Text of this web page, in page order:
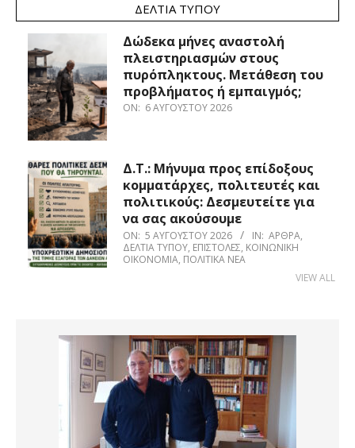
ΔΕΛΤΊΑ ΤΎΠΟΥ
Δώδεκα μήνες αναστολή
πλειστηριασμών στους
πυρόπληκτους. Μετάθεση του
προβλήματος ή εμπαιγμός;
ON: 6 ΑΥΓΟΎΣΤΟΥ 2026
Δ.Τ.: Μήνυμα προς επίδοξους
κομματάρχες, πολιτευτές και
πολιτικούς: Δεσμευτείτε για
να σας ακούσουμε
ON: 5 ΑΥΓΟΎΣΤΟΥ 2026 IN: ΆΡΘΡΑ,
ΔΕΛΤΊΑ ΤΎΠΟΥ, ΕΠΙΣΤΟΛΈΣ, ΚΟΙΝΩΝΙΚΉ
ΟΙΚΟΝΟΜΊΑ, ΠΟΛΙΤΙΚΆ ΝΈΑ
VIEW ALL